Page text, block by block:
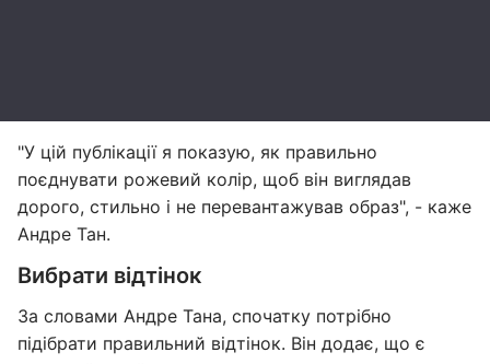
"У цій публікації я показую, як правильно
поєднувати рожевий колір, щоб він виглядав
дорого, стильно і не перевантажував образ", - каже
Андре Тан.
Вибрати відтінок
За словами Андре Тана, спочатку потрібно
підібрати правильний відтінок. Він додає, що є